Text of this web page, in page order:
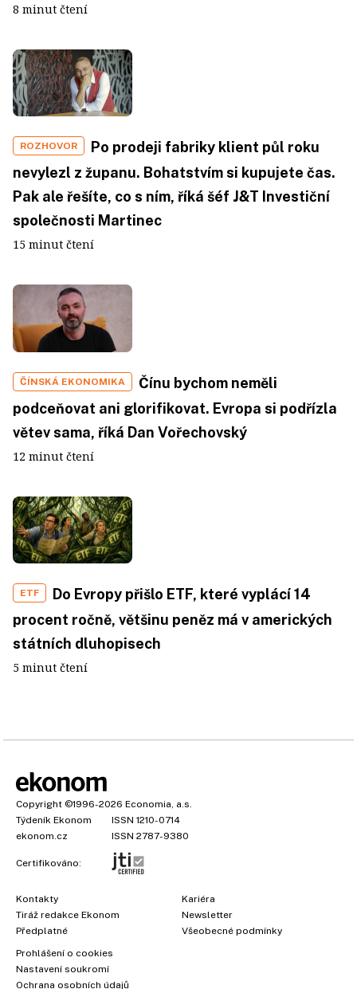
8 minut čtení
ROZHOVOR
Po prodeji fabriky klient půl roku
nevylezl z županu. Bohatstvím si kupujete čas.
Pak ale řešíte, co s ním, říká šéf J&T Investiční
společnosti Martinec
15 minut čtení
ČÍNSKÁ EKONOMIKA
Čínu bychom neměli
podceňovat ani glorifikovat. Evropa si podřízla
větev sama, říká Dan Vořechovský
12 minut čtení
ETF
Do Evropy přišlo ETF, které vyplácí 14
procent ročně, většinu peněz má v amerických
státních dluhopisech
5 minut čtení
Copyright ©1996-2026 Economia, a.s.
Týdeník Ekonom
ISSN 1210-0714
ekonom.cz
ISSN 2787-9380
Certifikováno:
Kontakty
Tiráž redakce Ekonom
Předplatné
Kariéra
Newsletter
Všeobecné podmínky
Prohlášení o cookies
Nastavení soukromí
Ochrana osobních údajů